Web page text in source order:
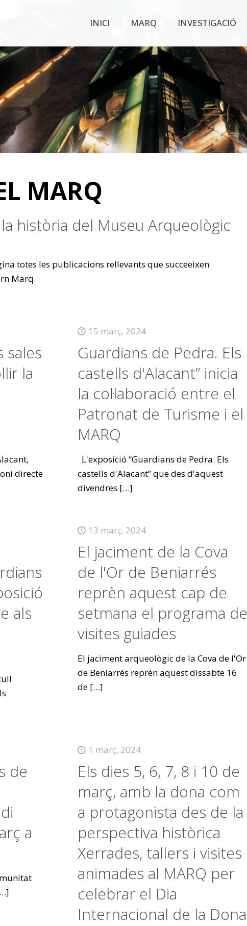
INICI MARQ INVESTIGACIÓ
MARQ
història del Museu Arqueològic
totes les publicacions rellevants que succeeixen
Marq.
sales
la
directe
15 març, 2024
Guardians de Pedra. Els
castells d'Alacant” inicia
la col·laboració entre el
Patronat de Turisme i el
MARQ
L'exposició “Guardians de Pedra. Els
castells d'Alacant” que des d'aquest
divendres […]
als
13 març, 2024
El jaciment de la Cova
de l'Or de Beniarrés
reprèn aquest cap de
setmana el programa de
visites guiades
El jaciment arqueològic de la Cova de l'Or
de Beniarrés reprèn aquest dissabte 16
de[…]
de
a
1 març, 2024
Els dies 5, 6, 7, 8 i 10 de
març, amb la dona com
a protagonista des de la
perspectiva històrica
Xerrades, tallers i visites
animades al MARQ per
celebrar el Dia
Internacional de la Dona